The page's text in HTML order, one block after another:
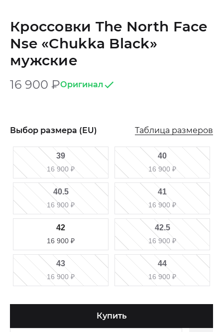
Кроссовки The North Face
Nse «Chukka Black»
мужские
16 900 ₽Оригинал
Выбор размера (EU) Таблица размеров
39
16 900 ₽
40
16 900 ₽
40.5
16 900 ₽
41
16 900 ₽
42
16 900 ₽
42.5
16 900 ₽
43
16 900 ₽
44
16 900 ₽
Купить